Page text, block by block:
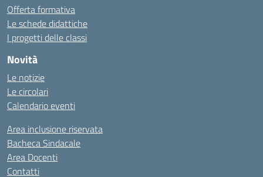
Offerta formativa
Le schede didattiche
I progetti delle classi
Novità
Le notizie
Le circolari
Calendario eventi
Area inclusione riservata
Bacheca Sindacale
Area Docenti
Contatti